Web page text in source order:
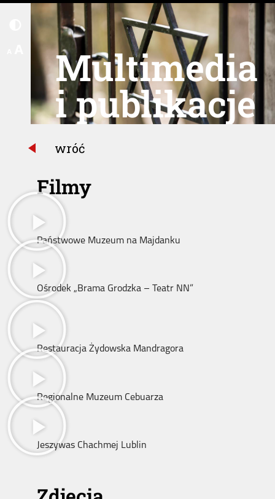
Multimedia
i publikacje
wróć
Filmy
Państwowe Muzeum na Majdanku
Ośrodek „Brama Grodzka – Teatr NN”
Restauracja Żydowska Mandragora
Regionalne Muzeum Cebuarza
Jeszywas Chachmej Lublin